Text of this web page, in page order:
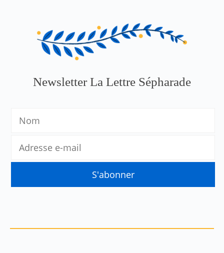
Newsletter La Lettre Sépharade